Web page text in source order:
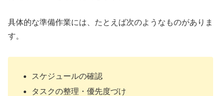
具体的な準備作業には、たとえば次のようなものがありま
す。
スケジュールの確認
タスクの整理・優先度づけ